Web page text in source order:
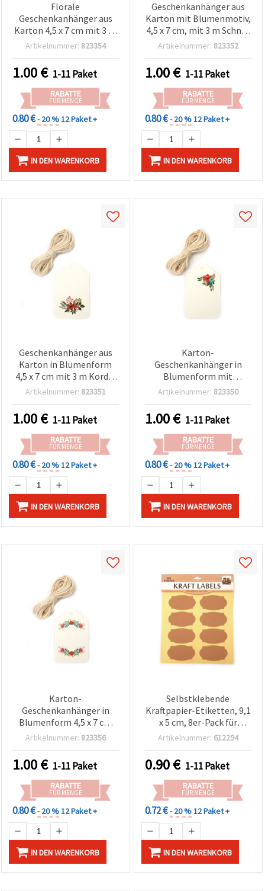
Florale
Geschenkanhänger aus
Karton 4,5 x 7 cm mit 3 m
Kordel - 12er-Set für
Artikelnummer: 823354
1.00€ 1-11 Paket
RABATTE
FÜR MENGE
0.80 €- 20 %12 Paket +
IN DEN WARENKORB
Geschenkanhänger aus
Karton mit Blumenmotiv,
4,5 x 7 cm, mit 3 m Schnur
– 12er-Set
Artikelnummer: 823352
1.00€ 1-11 Paket
RABATTE
FÜR MENGE
0.80 €- 20 %12 Paket +
IN DEN WARENKORB
Geschenkanhänger aus
Karton in Blumenform
4,5 x 7 cm mit 3 m Kordel
– 12er-Set, sortiert
Artikelnummer: 823351
1.00€ 1-11 Paket
RABATTE
FÜR MENGE
0.80 €- 20 %12 Paket +
IN DEN WARENKORB
Karton-
Geschenkanhänger in
Blumenform mit
Juteschnur, 4,5 x 7 cm, 3
Artikelnummer: 823350
1.00€ 1-11 Paket
RABATTE
FÜR MENGE
0.80 €- 20 %12 Paket +
IN DEN WARENKORB
Karton-
Geschenkanhänger in
Blumenform 4,5 x 7 cm
mit 3 m Kordel – 12er-Set
Artikelnummer: 823356
1.00€ 1-11 Paket
RABATTE
FÜR MENGE
0.80 €- 20 %12 Paket +
IN DEN WARENKORB
Selbstklebende
Kraftpapier-Etiketten, 9,1
x 5 cm, 8er-Pack für
Basteln, DIY &
Artikelnummer: 612294
0.90€ 1-11 Paket
RABATTE
FÜR MENGE
0.72 €- 20 %12 Paket +
IN DEN WARENKORB